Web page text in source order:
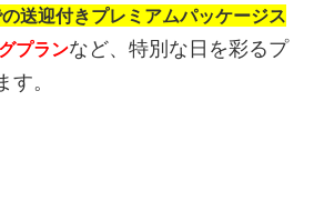
送迎付きプレミアムパッケージス
プランなど、特別な日を彩るプ
。